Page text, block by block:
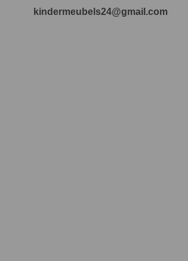
kindermeubels24@gmail.com